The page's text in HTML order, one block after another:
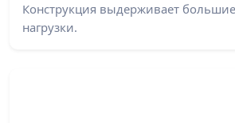
Конструкция выдерживает
нагрузки.